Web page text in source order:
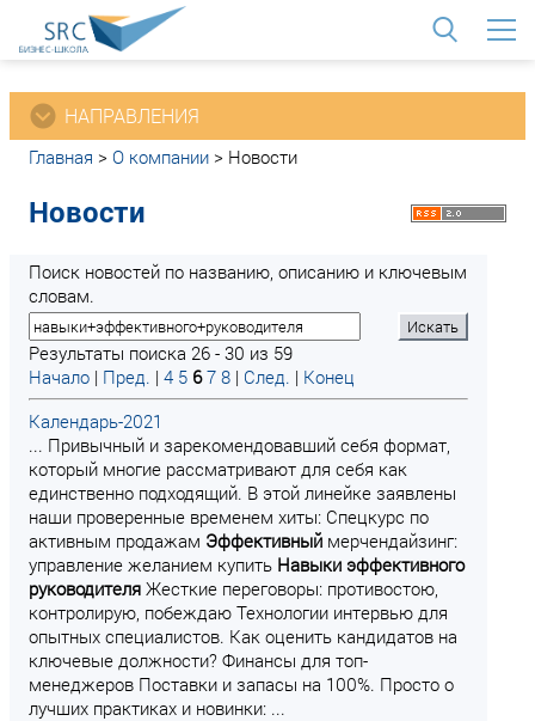
НАПРАВЛЕНИЯ
Главная > О компании > Новости
Новости
Поиск новостей по названию, описанию и ключевым
словам.
Результаты поиска 26 - 30 из 59
Начало | Пред. | 4 5 6 7 8 | След. | Конец
Календарь-2021
... Привычный и зарекомендовавший себя формат,
который многие рассматривают для себя как
единственно подходящий. В этой линейке заявлены
наши проверенные временем хиты: Спецкурс по
активным продажам Эффективный мерчендайзинг:
управление желанием купить Навыки эффективного
руководителя Жесткие переговоры: противостою,
контролирую, побеждаю Технологии интервью для
опытных специалистов. Как оценить кандидатов на
ключевые должности? Финансы для топ-
менеджеров Поставки и запасы на 100%. Просто о
лучших практиках и новинки: ...